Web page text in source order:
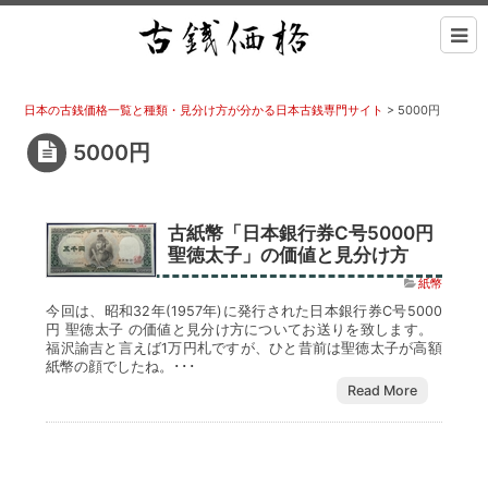
日本の古銭価格一覧と種類・見分け方が分かる日本古銭専門サイト > 5000円
5000円
古紙幣「日本銀行券C号5000円
聖徳太子」の価値と見分け方
紙幣
今回は、昭和32年(1957年)に発行された日本銀行券C号5000
円 聖徳太子 の価値と見分け方についてお送りを致します。
福沢諭吉と言えば1万円札ですが、ひと昔前は聖徳太子が高額
紙幣の顔でしたね。･･･
Read More